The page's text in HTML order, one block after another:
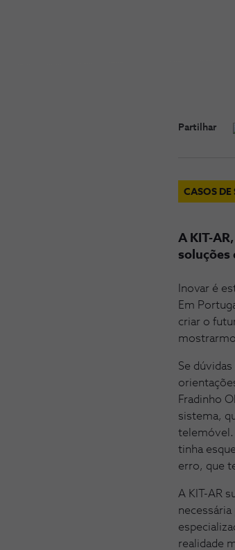
Partilhar
CASOS DE
A KIT-
soluções
Inovar é
Em
criar o
Se
Fradinho
sistema,
telemóvel.
tinha
erro, que
A KIT-AR
necessária
realidade